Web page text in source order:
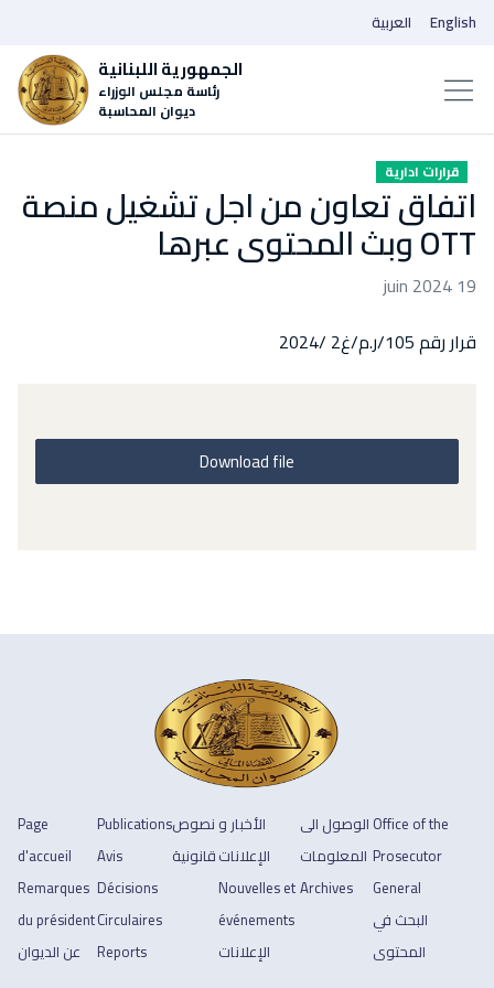
الجمهورية اللبنانية
رئاسة مجلس الوزراء
ديوان المحاسبة
العربية English
قرارات ادارية
اتفاق تعاون من اجل تشغيل منصة
OTT وبث المحتوى عبرها
19 juin 2024
قرار رقم 105/ر.م/غ2 /2024
Download file
Page
d'accueil
Remarques
du président
عن الديوان
Publications
Avis
Décisions
Circulaires
Reports
نصوص
قانونية
الأخبار و
الإعلانات
Nouvelles et
événements
الإعلانات
الوصول الى
المعلومات
Archives
Office of the
Prosecutor
General
البحث في
المحتوى